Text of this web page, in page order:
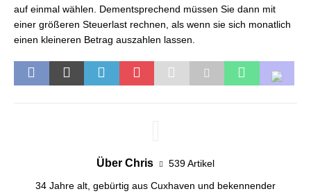
auf einmal wählen. Dementsprechend müssen Sie dann mit
einer größeren Steuerlast rechnen, als wenn sie sich monatlich
einen kleineren Betrag auszahlen lassen.
Über Chris 539 Artikel
34 Jahre alt, gebürtig aus Cuxhaven und bekennender